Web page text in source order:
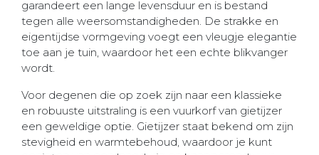
garandeert een lange levensduur en is bestand
tegen alle weersomstandigheden. De strakke en
eigentijdse vormgeving voegt een vleugje elegantie
toe aan je tuin, waardoor het een echte blikvanger
wordt.
Voor degenen die op zoek zijn naar een klassieke
en robuuste uitstraling is een vuurkorf van gietijzer
een geweldige optie. Gietijzer staat bekend om zijn
stevigheid en warmtebehoud, waardoor je kunt